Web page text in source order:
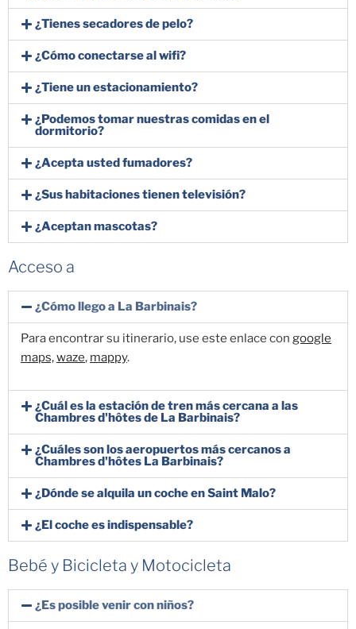
¿Tienes secadores de pelo?
¿Cómo conectarse al wifi?
¿Tiene un estacionamiento?
¿Podemos tomar nuestras comidas en el
dormitorio?
¿Acepta usted fumadores?
¿Sus habitaciones tienen televisión?
¿Aceptan mascotas?
Acceso a
¿Cómo llego a La Barbinais?
Para encontrar su itinerario, use este enlace con google
maps,waze, mappy.
¿Cuál es la estación de tren más cercana a las
Chambres d'hôtes de La Barbinais?
¿Cuáles son los aeropuertos más cercanos a
Chambres d'hôtes La Barbinais?
¿Dónde se alquila un coche en Saint Malo?
¿El coche es indispensable?
Bebé y Bicicleta y Motocicleta
¿Es posible venir con niños?